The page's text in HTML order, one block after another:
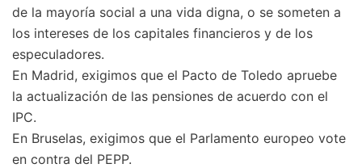
de la mayoría social a una vida digna, o se someten a
los intereses de los capitales financieros y de los
especuladores.
En Madrid, exigimos que el Pacto de Toledo apruebe
la actualización de las pensiones de acuerdo con el
IPC.
En Bruselas, exigimos que el Parlamento europeo vote
en contra del PEPP.